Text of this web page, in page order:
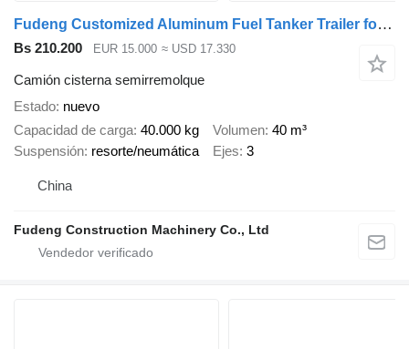
Fudeng Customized Aluminum Fuel Tanker Trailer for Sale
Bs 210.200 EUR 15.000 ≈ USD 17.330
Camión cisterna semirremolque
Estado nuevo
Capacidad de carga 40.000 kg Volumen 40 m³
Suspensión resorte/neumática Ejes 3
China
Fudeng Construction Machinery Co., Ltd